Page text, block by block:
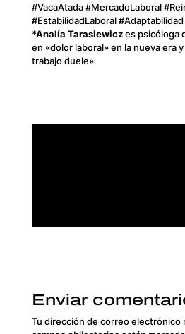
#VacaAtada #MercadoLaboral
#EstabilidadLaboral #Adaptabilidad
*Analía Tarasiewiczes psicóloga
en «dolor laboral» en la nueva era
trabajo duele»
Enviar
Tu dirección de correo electrónico